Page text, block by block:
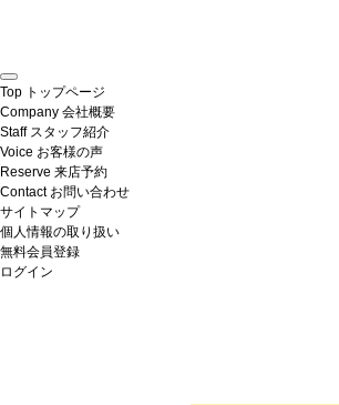
Top トップページ
Company 会社概要
Staff スタッフ紹介
Voice お客様の声
Reserve 来店予約
Contact お問い合わせ
サイトマップ
個人情報の取り扱い
無料会員登録
ログイン